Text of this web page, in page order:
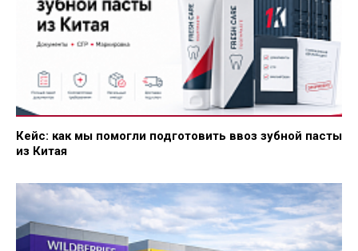
Кейс: как мы помогли подготовить ввоз зубной пасты
из Китая